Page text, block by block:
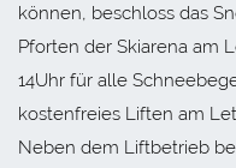
können, beschloss das
Pforten der Skiarena am
14Uhr für alle
kostenfreies Liften am
Neben dem Liftbetrieb